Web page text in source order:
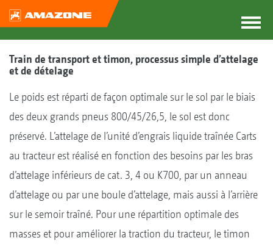
Train de transport et timon, processus simple d’attelage
et de dételage
Le poids est réparti de façon optimale sur le sol par le biais
des deux grands pneus 800/45/26,5, le sol est donc
préservé. L’attelage de l’unité d’engrais liquide traînée Carts
au tracteur est réalisé en fonction des besoins par les bras
d’attelage inférieurs de cat. 3, 4 ou K700, par un anneau
d’attelage ou par une boule d’attelage, mais aussi à l’arrière
sur le semoir traîné. Pour une répartition optimale des
masses et pour améliorer la traction du tracteur, le timon